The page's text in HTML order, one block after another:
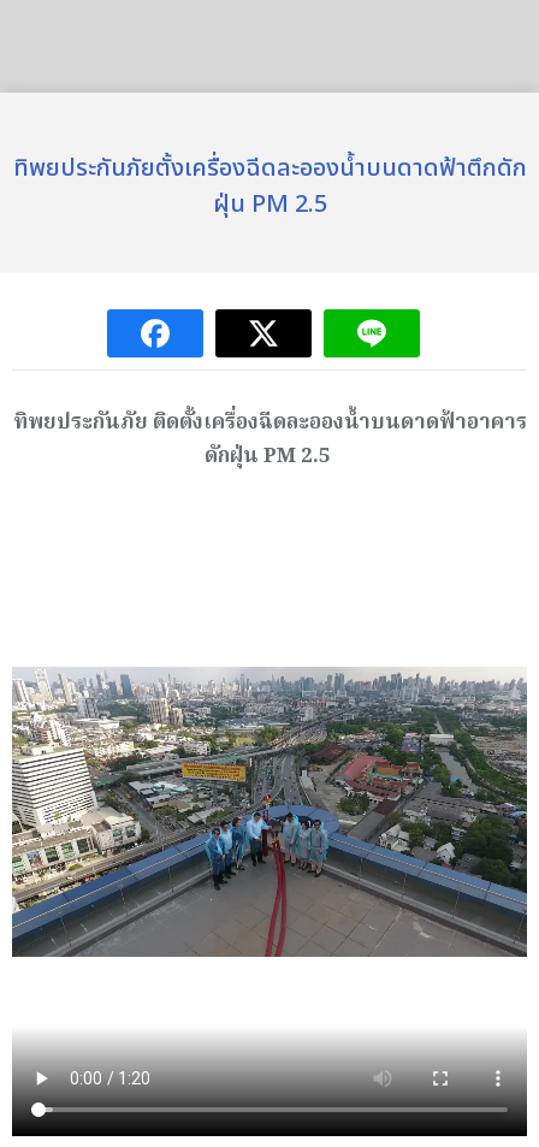
ทิพยประกันภัยตั้งเครื่องฉีดละอองน้ำบนดาดฟ้าตึกดัก
ฝุ่น PM 2.5
ทิพยประกันภัย ติดตั้งเครื่องฉีดละอองน้ำบนดาดฟ้าอาคาร
ดักฝุ่นPM 2.5